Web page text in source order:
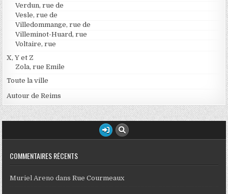
Verdun, rue de
Vesle, rue de
Villedommange, rue de
Villeminot-Huard, rue
Voltaire, rue
X, Y et Z
Zola, rue Emile
Toute la ville
Autour de Reims
COMMENTAIRES RÉCENTS
Muriel Areno dansRue Courmeaux